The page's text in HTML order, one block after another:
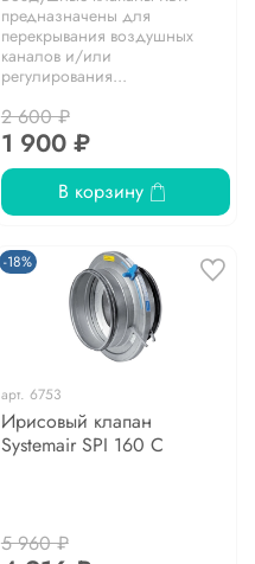
предназначены для
перекрывания воздушных
каналов и/или
регулирования...
2 600 ₽
1 900 ₽
В корзину
-18%
арт. 6753
Ирисовый клапан
Systemair SPI 160 C
5 960 ₽